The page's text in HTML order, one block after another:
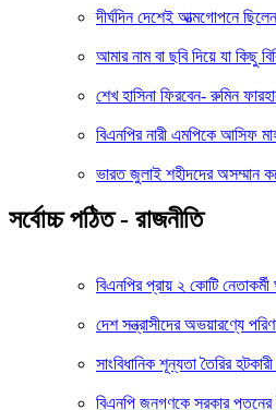
দীর্ঘদিন দেশেই আত্মগোপনে
আমার নাম বা ছবি দিয়ে যা কিছু
শেখ হাসিনা ফিরবেন- রুমিন
বিএনপির নারী এমপিকে আসিফ
ভারত জুলাই শহীদদের অসম্মান
সর্বোচ্চ পঠিত - রাজনীতি
বিএনপির প্রায় ২ কোটি
দেশ সন্ত্রাসীদের অভয়ারণ্যে
সাংবিধানিক শূন্যতা তৈরির
বিএনপি জনগণকে সরকার পতনের